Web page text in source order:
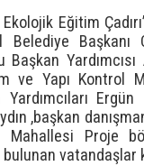
Eğitim
Belediye Başkanı
ve Yapı Kontrol
Yardımcıları
,başkan
Proje
vatandaşlar